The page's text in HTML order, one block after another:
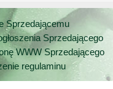
Sprzedającemu
Sprzedającego
WWW Sprzedającego
regulaminu